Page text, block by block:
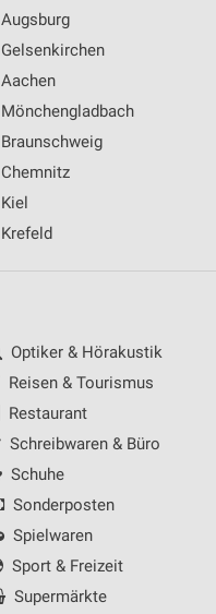
Augsburg
Gelsenkirchen
Aachen
Mönchengladbach
Braunschweig
Chemnitz
Kiel
Krefeld
Optiker & Hörakustik
Reisen & Tourismus
Restaurant
Schreibwaren & Büro
Schuhe
Sonderposten
Spielwaren
Sport & Freizeit
Supermärkte